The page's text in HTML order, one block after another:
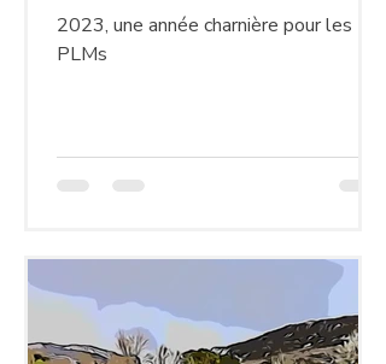
2023, une année charnière pour les
PLMs